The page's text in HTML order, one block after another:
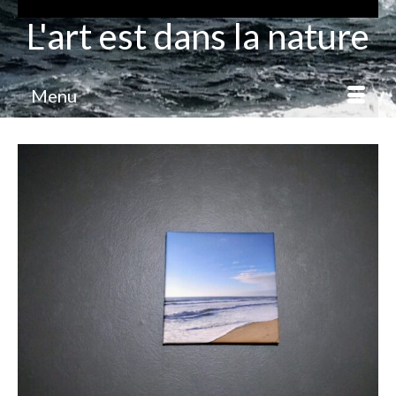
L'art est dans la nature
Menu